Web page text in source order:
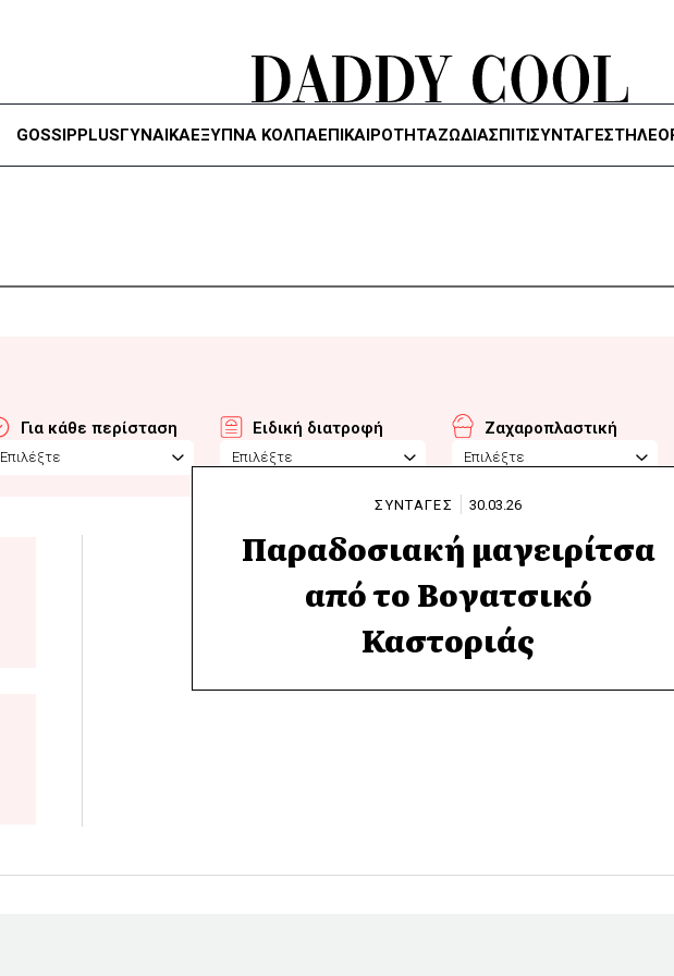
GOSSIPPLUSΓΥΝΑΙΚΑΈΞΥΠΝΑ ΚΌΛΠΑΕΠΙΚΑΙΡΟΤΗΤΑΖΏΔΙΑΣΠΙΤΙΣΥΝΤΑΓΕΣ
Για κάθε περίσταση
Επιλέξτε
Ειδική διατροφή
Επιλέξτε
Ζαχαροπλαστική
Επιλέξτε
ΣΥΝΤΑΓΕΣ 30.03.26
Παραδοσιακή μαγειρίτσα
από το Βογατσικό
Καστοριάς